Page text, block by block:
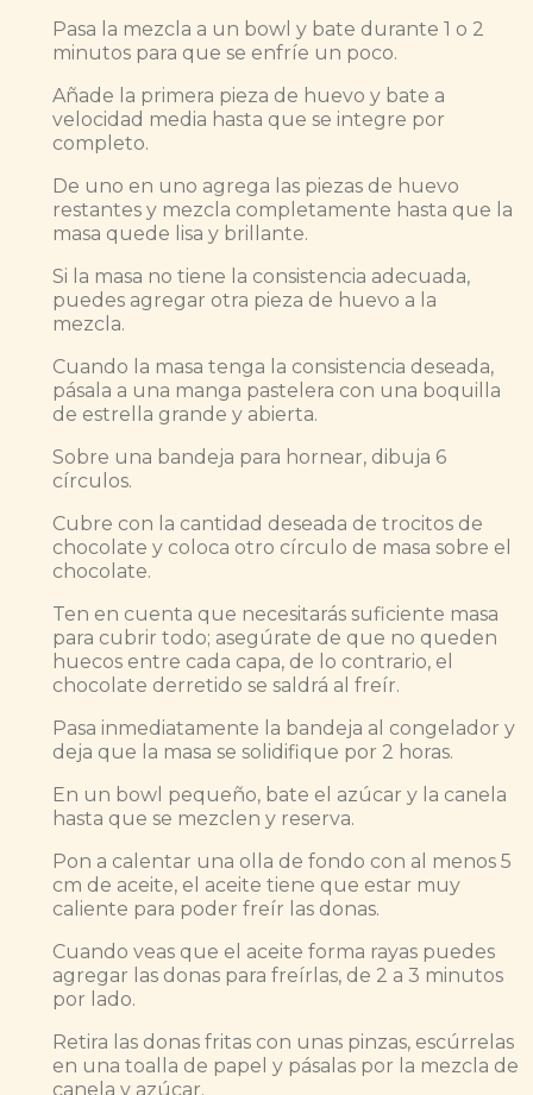
Pasa la mezcla a un bowl y bate durante 1 o 2
minutos para que se enfríe un poco.
Añade la primera pieza de huevo y bate a
velocidad media hasta que se integre por
completo.
De uno en uno agrega las piezas de huevo
restantes y mezcla completamente hasta que la
masa quede lisa y brillante.
Si la masa no tiene la consistencia adecuada,
puedes agregar otra pieza de huevo a la
mezcla.
Cuando la masa tenga la consistencia deseada,
pásala a una manga pastelera con una boquilla
de estrella grande y abierta.
Sobre una bandeja para hornear, dibuja 6
círculos.
Cubre con la cantidad deseada de trocitos de
chocolate y coloca otro círculo de masa sobre el
chocolate.
Ten en cuenta que necesitarás suficiente masa
para cubrir todo; asegúrate de que no queden
huecos entre cada capa, de lo contrario, el
chocolate derretido se saldrá al freír.
Pasa inmediatamente la bandeja al congelador y
deja que la masa se solidifique por 2 horas.
En un bowl pequeño, bate el azúcar y la canela
hasta que se mezclen y reserva.
Pon a calentar una olla de fondo con al menos 5
cm de aceite, el aceite tiene que estar muy
caliente para poder freír las donas.
Cuando veas que el aceite forma rayas puedes
agregar las donas para freírlas, de 2 a 3 minutos
por lado.
Retira las donas fritas con unas pinzas, escúrrelas
en una toalla de papel y pásalas por la mezcla de
canela y azúcar.